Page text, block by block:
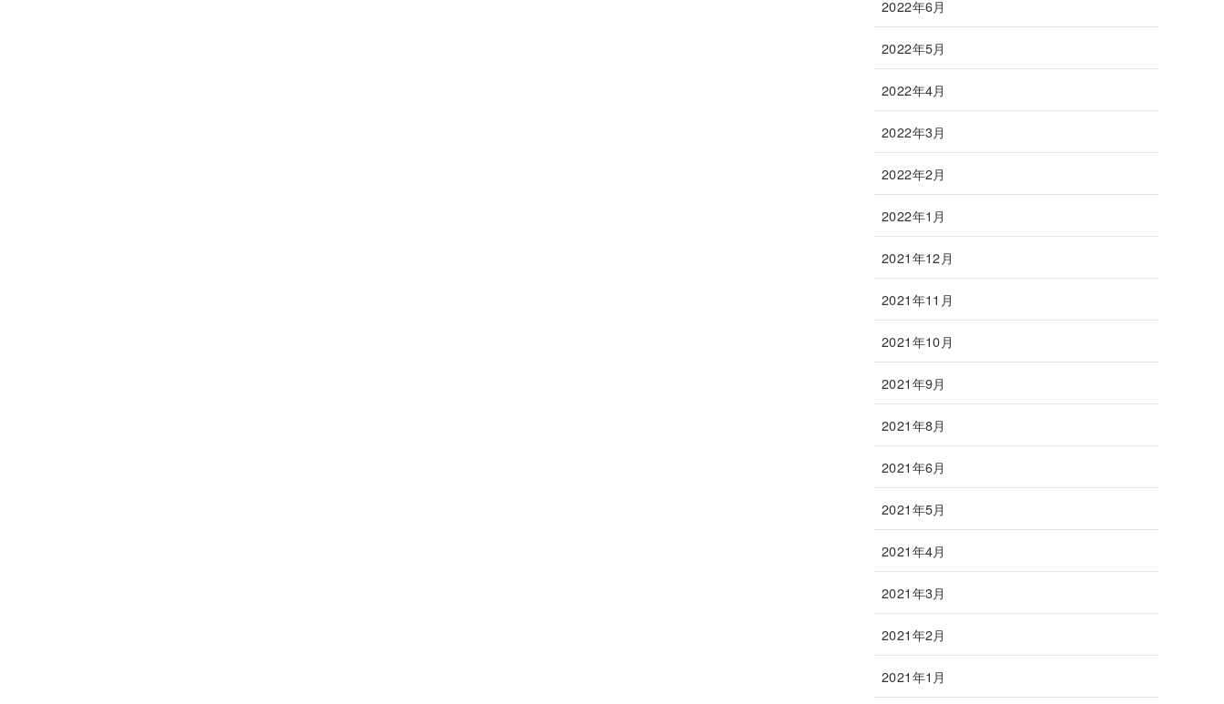
2022年6月
2022年5月
2022年4月
2022年3月
2022年2月
2022年1月
2021年12月
2021年11月
2021年10月
2021年9月
2021年8月
2021年6月
2021年5月
2021年4月
2021年3月
2021年2月
2021年1月